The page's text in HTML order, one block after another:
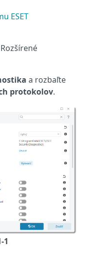
ESET
a rozbaľte
protokolov.
1